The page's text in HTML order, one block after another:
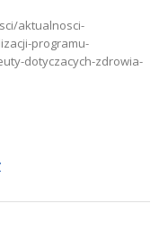
aktualnosci-
programu-
dotyczacych-zdrowia-